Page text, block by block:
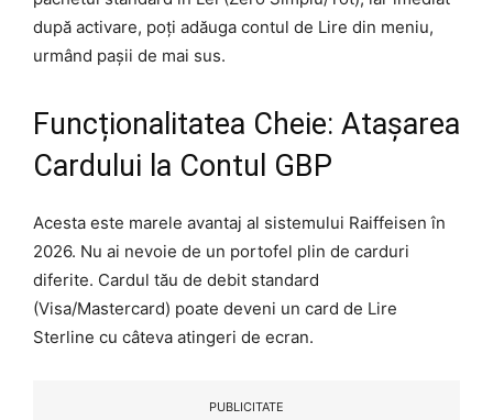
după activare, poți adăuga contul de Lire din meniu,
urmând pașii de mai sus.
Funcționalitatea Cheie: Atașarea
Cardului la Contul GBP
Acesta este marele avantaj al sistemului Raiffeisen în
2026. Nu ai nevoie de un portofel plin de carduri
diferite. Cardul tău de debit standard
(Visa/Mastercard) poate deveni un card de Lire
Sterline cu câteva atingeri de ecran.
PUBLICITATE